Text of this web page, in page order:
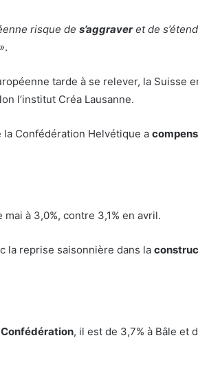
risque de s’aggraveret de
.
tarde à se relever, la Suisse
l’institut Créa Lausanne.
la Confédération Helvétique a
mai à 3,0%, contre 3,1% en avril.
la reprise saisonnière dans la
Confédération, il est de 3,7% à Bâle et